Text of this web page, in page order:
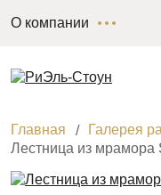
О компании
Главная
Галерея
Лестница из мрамора